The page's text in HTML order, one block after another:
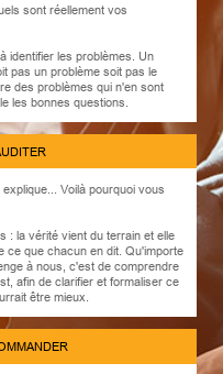
sont réellement vos
identifier les problèmes. Un
pas un problème soit pas le
des problèmes qui n'en sont
les bonnes questions.
Voilà pourquoi vous
: la vérité vient du terrain et elle
ce que chacun en dit. Qu'importe
à nous, c'est de comprendre
afin de clarifier et formaliser ce
être mieux.